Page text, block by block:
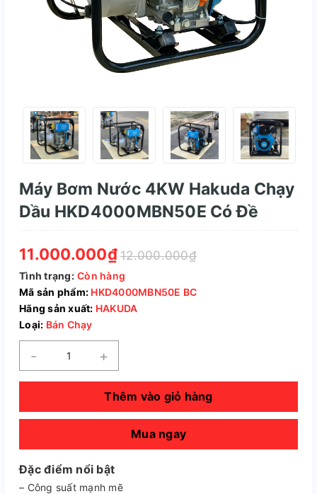
Máy Bơm Nước 4KW Hakuda Chạy
Dầu HKD4000MBN50E Có Đề
11.000.000₫ 12.000.000₫
Tình trạng: Còn hàng
Mã sản phẩm: HKD4000MBN50E BC
Hãng sản xuất: HAKUDA
Loại: Bán Chạy
- +
Thêm vào giỏ hàng
Mua ngay
Đặc điểm nổi bật
– Công suất mạnh mẽ